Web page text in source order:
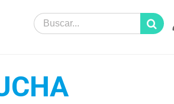
Search
for: